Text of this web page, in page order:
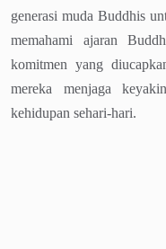
generasi muda Buddhis
memahami ajaran
komitmen yang
mereka menjaga
kehidupan sehari-hari.